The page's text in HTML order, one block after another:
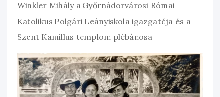
Winkler Mihály a Győrnádorvárosi Római
Katolikus Polgári Leányiskola igazgatója és a
Szent Kamillus templom plébánosa